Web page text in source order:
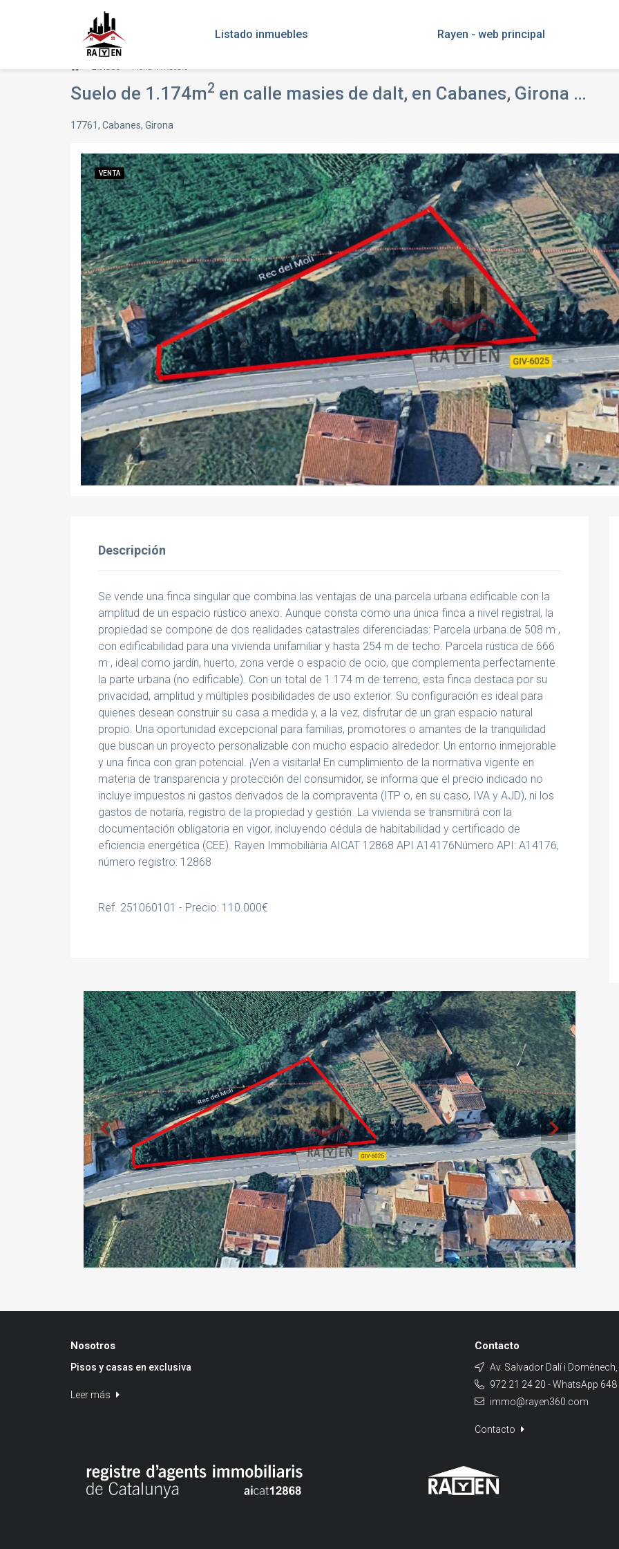
Listado inmuebles Rayen - web principal
Listado Ficha inmueble
Suelo de 1.174m2 en calle masies de dalt, en Cabanes, Girona
17761, Cabanes, Girona
VENTA
Descripción
Se vende una finca singular que combina las ventajas de una parcela urbana edificable con la
amplitud de un espacio rústico anexo. Aunque consta como una única finca a nivel registral, la
propiedad se compone de dos realidades catastrales diferenciadas: Parcela urbana de 508 m ,
con edificabilidad para una vivienda unifamiliar y hasta 254 m de techo. Parcela rústica de 666
m , ideal como jardín, huerto, zona verde o espacio de ocio, que complementa perfectamente
la parte urbana (no edificable). Con un total de 1.174 m de terreno, esta finca destaca por su
privacidad, amplitud y múltiples posibilidades de uso exterior. Su configuración es ideal para
quienes desean construir su casa a medida y, a la vez, disfrutar de un gran espacio natural
propio. Una oportunidad excepcional para familias, promotores o amantes de la tranquilidad
que buscan un proyecto personalizable con mucho espacio alrededor. Un entorno inmejorable
y una finca con gran potencial. ¡Ven a visitarla! En cumplimiento de la normativa vigente en
materia de transparencia y protección del consumidor, se informa que el precio indicado no
incluye impuestos ni gastos derivados de la compraventa (ITP o, en su caso, IVA y AJD), ni los
gastos de notaría, registro de la propiedad y gestión. La vivienda se transmitirá con la
documentación obligatoria en vigor, incluyendo cédula de habitabilidad y certificado de
eficiencia energética (CEE). Rayen Immobiliària AICAT 12868 API A14176Número API: A14176,
número registro: 12868
Ref. 251060101 - Precio: 110.000€
Nosotros
Pisos y casas en exclusiva
Leer más
Contacto
Av. Salvador Dalí i
972 21 24 20 - WhatsApp
immo@rayen360.com
Contacto